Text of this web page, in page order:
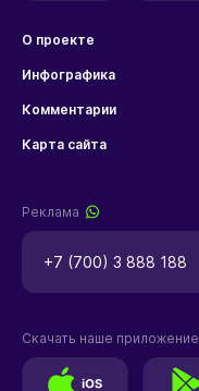
О проекте
Инфографика
Комментарии
Карта сайта
Реклама
+7 (700) 3 888 188
Скачать наше приложение